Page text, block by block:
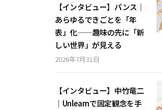
【インタビュー】パンス｜
あらゆるできごとを「年
表」化——趣味の先に「新
しい世界」が見える
2026年7月31日
【インタビュー】中竹竜二
｜Unlearnで固定観念を手